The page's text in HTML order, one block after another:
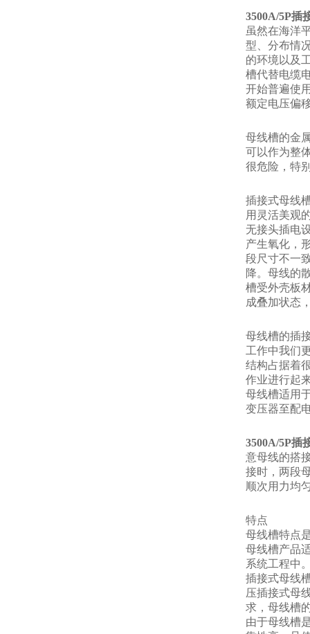
3500A/5P插
虽然在海洋
型、分布情
的环境以及
槽代替电缆
开始普遍使
额定电压偏
母线槽的金
可以作为整
很危险，特
插接式母线
用灵活美观
无接头插电
产生氧化，
段尺寸不一
降。母线的
槽受外壳板
成叠加状态
母线槽的插
工作中我们
结构占据着
作业进行起
母线槽适用
变压器至配
3500A/5P插
意母线的搭
接时，两段
顺次用力均
特点
母线槽特点
母线槽产品
系统工程中
插接式母线
压插接式母
求，母线槽
由于母线槽